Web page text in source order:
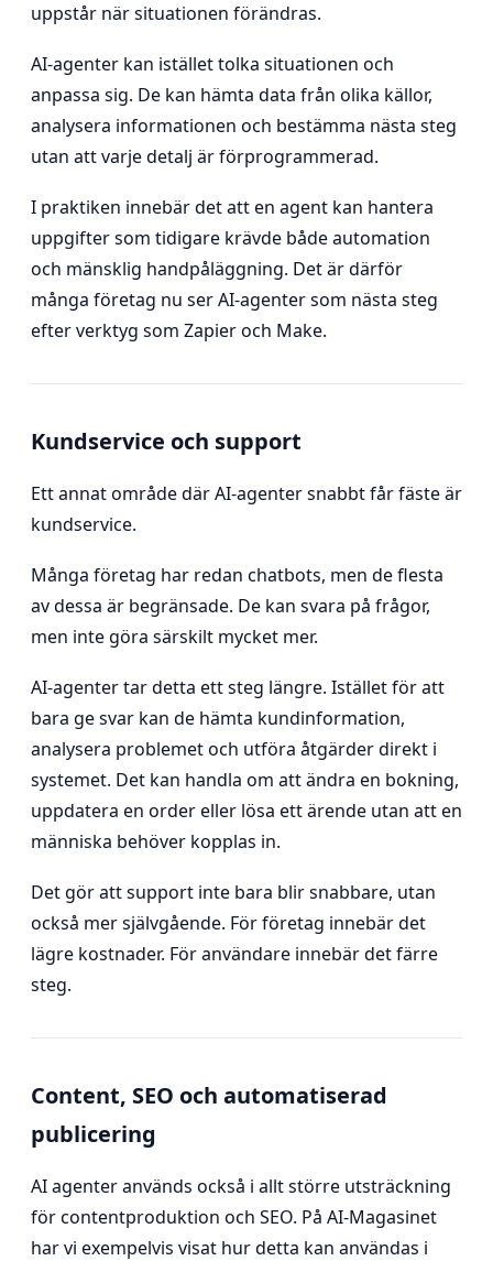
uppstår när situationen förändras.
AI-agenter kan istället tolka situationen och
anpassa sig. De kan hämta data från olika källor,
analysera informationen och bestämma nästa steg
utan att varje detalj är förprogrammerad.
I praktiken innebär det att en agent kan hantera
uppgifter som tidigare krävde både automation
och mänsklig handpåläggning. Det är därför
många företag nu ser AI-agenter som nästa steg
efter verktyg som Zapier och Make.
Kundservice och support
Ett annat område där AI-agenter snabbt får fäste är
kundservice.
Många företag har redan chatbots, men de flesta
av dessa är begränsade. De kan svara på frågor,
men inte göra särskilt mycket mer.
AI-agenter tar detta ett steg längre. Istället för att
bara ge svar kan de hämta kundinformation,
analysera problemet och utföra åtgärder direkt i
systemet. Det kan handla om att ändra en bokning,
uppdatera en order eller lösa ett ärende utan att en
människa behöver kopplas in.
Det gör att support inte bara blir snabbare, utan
också mer självgående. För företag innebär det
lägre kostnader. För användare innebär det färre
steg.
Content, SEO och automatiserad
publicering
AI agenter används också i allt större utsträckning
för contentproduktion och SEO. På AI-Magasinet
har vi exempelvis visat hur detta kan användas i